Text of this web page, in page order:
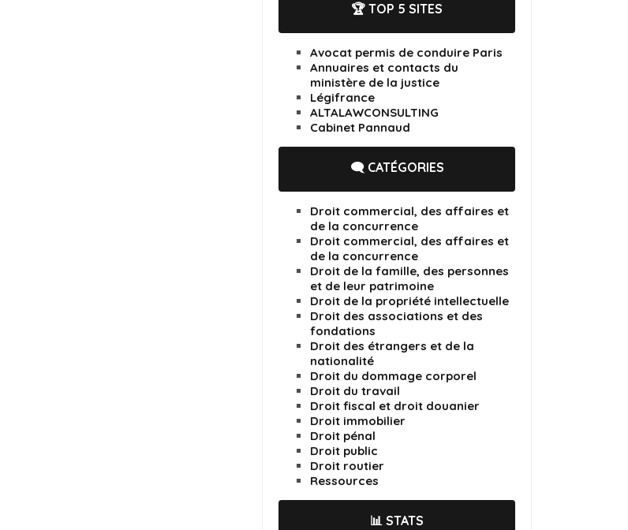
🏆 TOP 5 SITES
Avocat permis de conduire Paris
Annuaires et contacts du
ministère de la justice
Légifrance
ALTALAWCONSULTING
Cabinet Pannaud
🗨️ CATÉGORIES
Droit commercial, des affaires et
de la concurrence
Droit commercial, des affaires et
de la concurrence
Droit de la famille, des personnes
et de leur patrimoine
Droit de la propriété intellectuelle
Droit des associations et des
fondations
Droit des étrangers et de la
nationalité
Droit du dommage corporel
Droit du travail
Droit fiscal et droit douanier
Droit immobilier
Droit pénal
Droit public
Droit routier
Ressources
📊 STATS